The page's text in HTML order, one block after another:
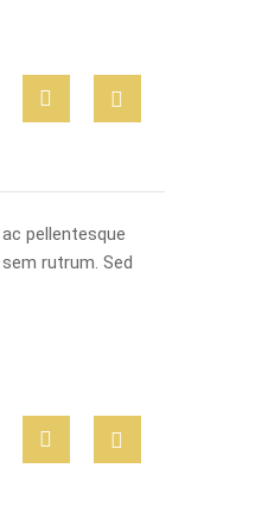
pellentesque
rutrum. Sed